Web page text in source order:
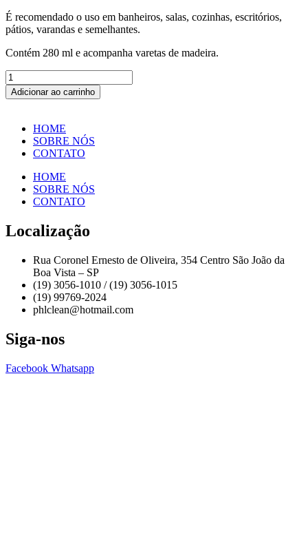
É recomendado o uso em banheiros, salas, cozinhas, escritórios,
pátios, varandas e semelhantes.
Contém 280 ml e acompanha varetas de madeira.
DIFUSOR
ORQUÍDEAS
280
quantidade
Adicionar ao carrinho
HOME
SOBRE NÓS
CONTATO
HOME
SOBRE NÓS
CONTATO
Localização
Rua Coronel Ernesto de Oliveira, 354 Centro São João da
Boa Vista – SP
(19) 3056-1010 / (19) 3056-1015
(19) 99769-2024
phlclean@hotmail.com
Siga-nos
Facebook Whatsapp